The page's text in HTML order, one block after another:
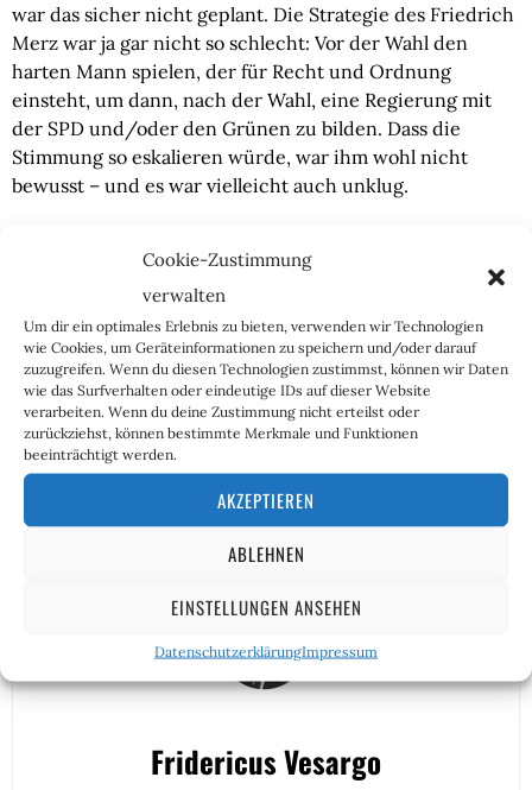
Cookie-Zustimmung
verwalten
Um dir ein optimales Erlebnis zu bieten, verwenden wir Technologien
wie Cookies, um Geräteinformationen zu speichern und/oder darauf
zuzugreifen. Wenn du diesen Technologien zustimmst, können wir Daten
wie das Surfverhalten oder eindeutige IDs auf dieser Website
verarbeiten. Wenn du deine Zustimmung nicht erteilst oder
zurückziehst, können bestimmte Merkmale und Funktionen
beeinträchtigt werden.
AKZEPTIEREN
ABLEHNEN
EINSTELLUNGEN ANSEHEN
DatenschutzerklärungImpressum
war das sicher nicht geplant. Die Strategie des Friedrich
Merz war ja gar nicht so schlecht: Vor der Wahl den
harten Mann spielen, der für Recht und Ordnung
einsteht, um dann, nach der Wahl, eine Regierung mit
der SPD und/oder den Grünen zu bilden. Dass die
Stimmung so eskalieren würde, war ihm wohl nicht
bewusst – und es war vielleicht auch unklug.
wird wohl einen schwachen Merz hinterlassen, der
konservativere Wähler, die zwischen CDU und AfD
schwanken, eher zur Letzteren tendieren lässt. Und die
AfD kann, sofern sie sich jetzt keinen Fehler mehr
erlaubt, daraus nur profitieren: Nachdem sie die Union
so in die Ecke gedrängt hatte, stellte sich diese als die
falsche, schwache Partei heraus, die sie nun mal ist. Für
uns hätte die Woche nicht besser laufen können.
Fridericus Vesargo